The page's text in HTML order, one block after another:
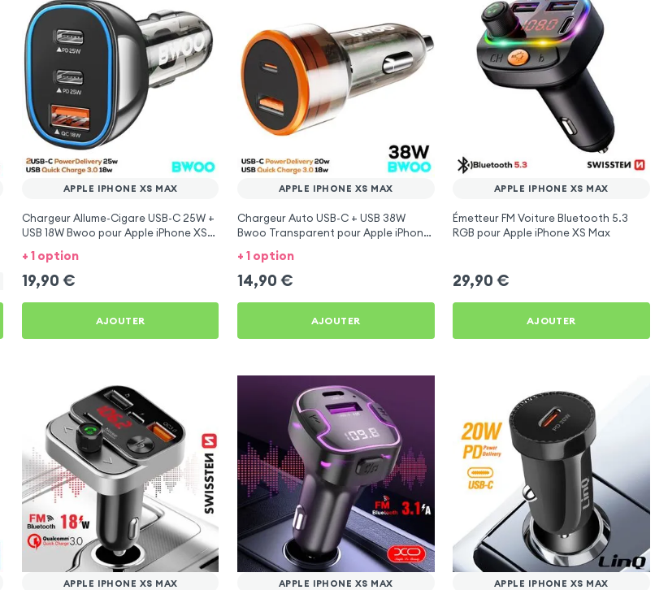
APPLE IPHONE XS MAX
Chargeur Allume-Cigare USB-C 25W +
USB 18W Bwoo pour Apple iPhone XS
+ 1 option
19,90 €
AJOUTER
APPLE IPHONE XS MAX
Chargeur Auto USB-C + USB 38W
Bwoo Transparent pour Apple iPhone
+ 1 option
14,90 €
AJOUTER
APPLE IPHONE XS MAX
Émetteur FM Voiture Bluetooth 5.3
RGB pour Apple iPhone XS Max
29,90 €
AJOUTER
APPLE IPHONE XS MAX APPLE IPHONE XS MAX APPLE IPHONE XS MAX